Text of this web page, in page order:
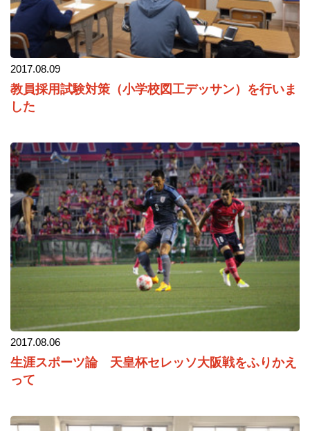
2017.08.09
教員採用試験対策（小学校図工デッサン）を行いま
した
2017.08.06
生涯スポーツ論 天皇杯セレッソ大阪戦をふりかえ
って